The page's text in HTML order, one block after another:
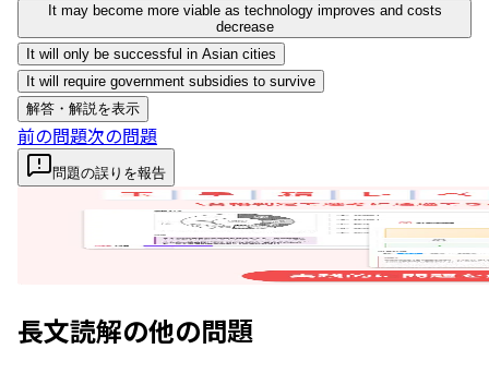
It may become more viable as technology improves and costs
decrease
It will only be successful in Asian cities
It will require government subsidies to survive
解答・解説を表示
前の問題次の問題
問題の誤りを報告
長文読解の他の問題